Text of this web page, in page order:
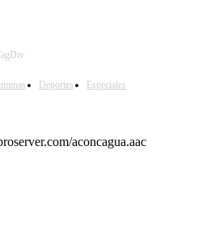
Deportes
Especiales
aconcagua.aac